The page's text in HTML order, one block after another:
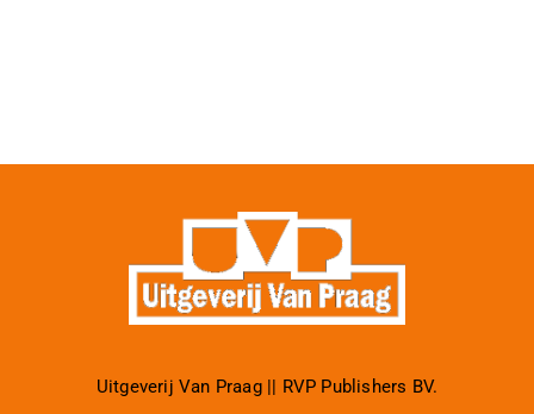
Uitgeverij Van Praag || RVP Publishers BV.